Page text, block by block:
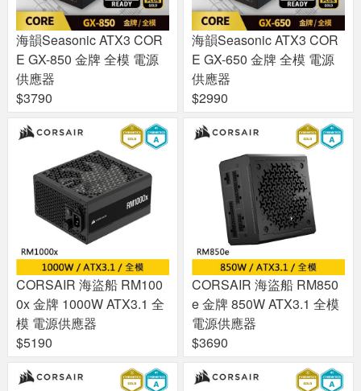
海韻Seasonic ATX3 COR
E GX-850 金牌 全模 電源
供應器
$3790
海韻Seasonic ATX3 COR
E GX-650 金牌 全模 電源
供應器
$2990
CORSAIR 海盜船 RM100
0x 金牌 1000W ATX3.1 全
模 電源供應器
$5190
CORSAIR 海盜船 RM850
e 金牌 850W ATX3.1 全模
電源供應器
$3690